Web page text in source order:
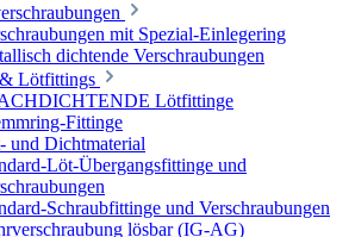
mit Spezial-Einlegering
dichtende Verschraubungen
Lötfittings
Lötfittinge
Fittinge
und Dichtmaterial
Löt-Übergangsfittinge und
Schraubfittinge und Verschraubungen
lösbar (IG-AG)